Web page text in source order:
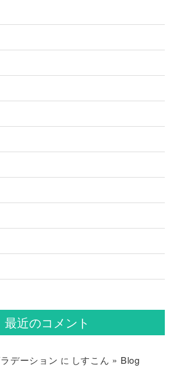
最近のコメント
デーション に しすこん » Blog